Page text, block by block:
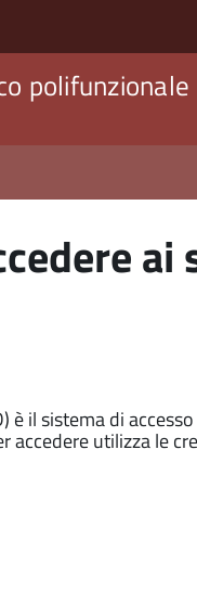
polifunzionale
è il sistema di
utilizza le